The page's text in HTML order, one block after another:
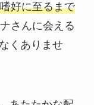
好に至るまで
さんに会える
くありませ